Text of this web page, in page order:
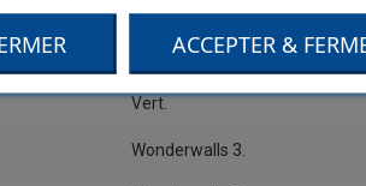
Dessin,Grand motif.
Papier sur intissé.
Vert.
Wonderwalls 3.
ACCEPTER &